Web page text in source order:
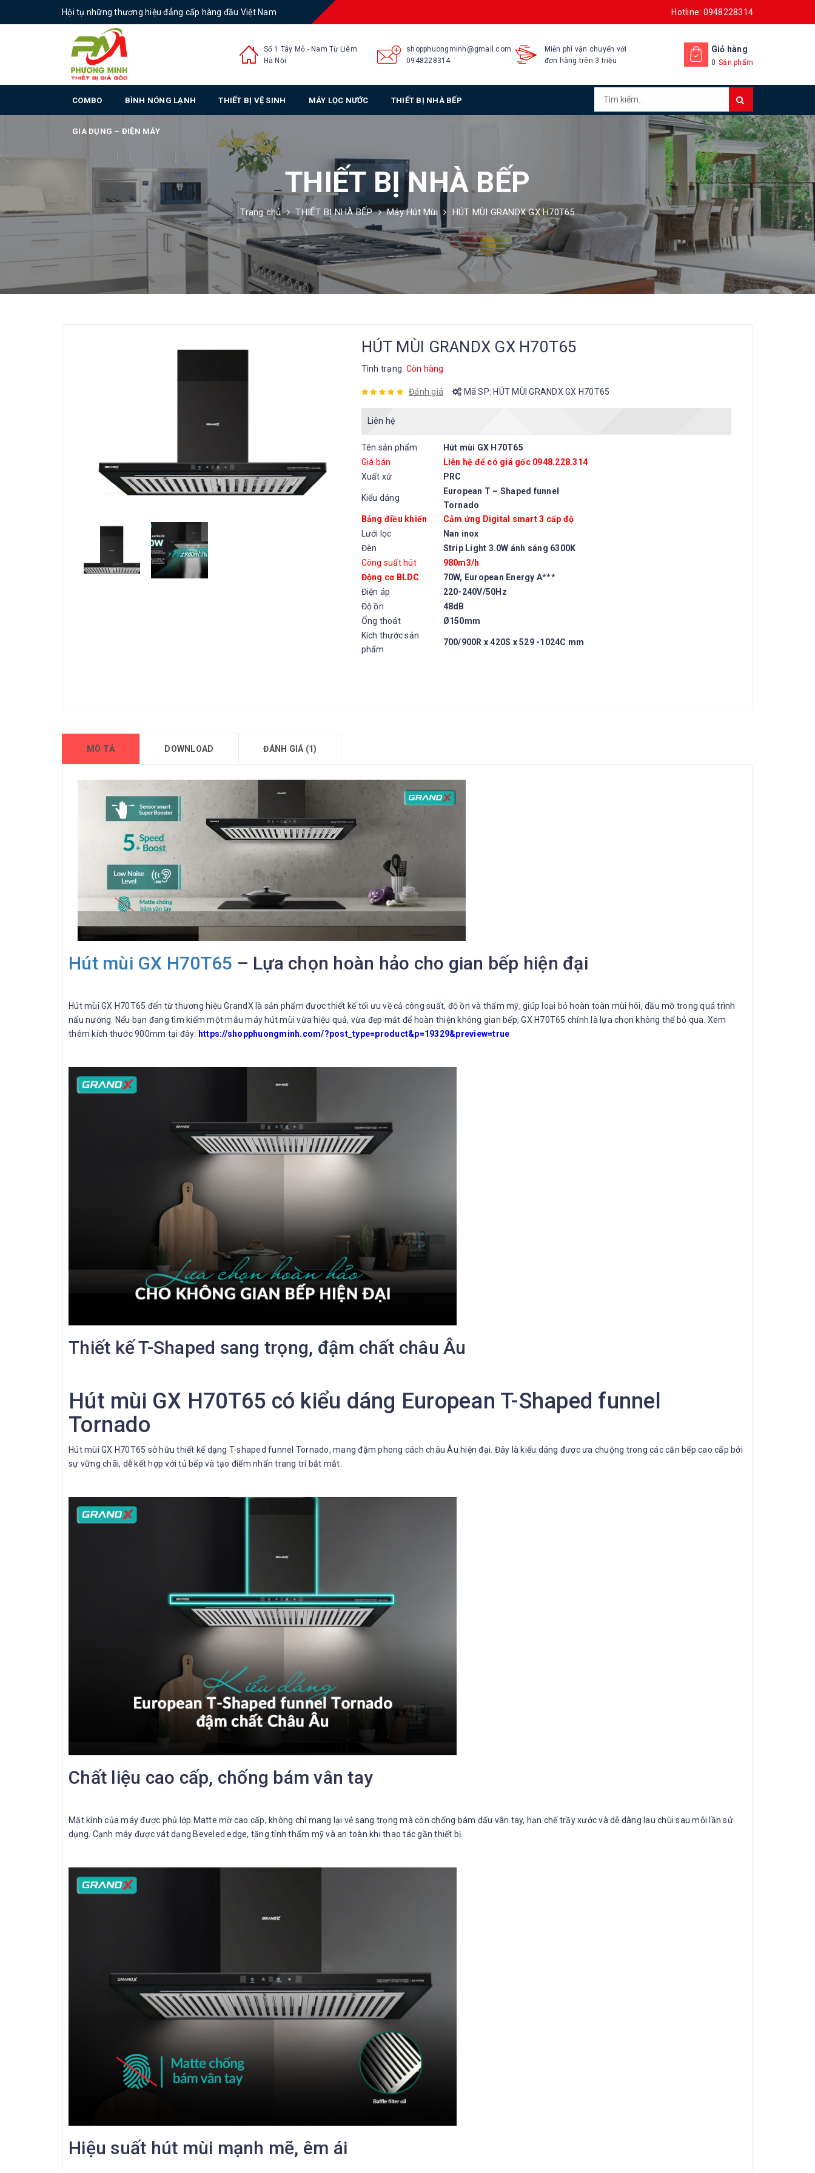
Hội tụ những thương hiệu đẳng cấp hàng đầu Việt Nam Hotline: 0948228314
Số 1 Tây Mỗ - Nam Từ Liêm
Hà Nội
shopphuongminh@gmail.com
0948228314
Miễn phí vận chuyển với
đơn hàng trên 3 triệu
Giỏ hàng
0 Sản phẩm
COMBO BÌNH NÓNG LẠNH THIẾT BỊ VỆ SINH MÁY LỌC NƯỚC THIẾT BỊ NHÀ BẾP
GIA DỤNG – ĐIỆN MÁY
THIẾT BỊ NHÀ BẾP
Trang chủ THIẾT BỊ NHÀ BẾP Máy Hút Mùi HÚT MÙI GRANDX GX H70T65
HÚT MÙI GRANDX GX H70T65
Tình trạng: Còn hàng
Đánh giá Mã SP: HÚT MÙI GRANDX GX H70T65
Liên hệ
Tên sản phẩm
Hút mùi GX H70T65
Giá bán
Liên hệ để có giá gốc 0948.228.314
Xuất xứ
PRC
Kiểu dáng
European T – Shaped funnel
Tornado
Bảng điều khiển
Cảm ứng Digital smart 3 cấp độ
Lưới lọc
Nan inox
Đèn
Strip Light 3.0W ánh sáng 6300K
Công suất hút
980m3/h
Động cơ BLDC
70W, European Energy A***
Điện áp
220-240V/50Hz
Độ ồn
48dB
Ống thoát
Ø150mm
Kích thước sản
phẩm
700/900R x 420S x 529 -1024C mm
MÔ TẢ DOWNLOAD ĐÁNH GIÁ (1)
Hút mùi GX H70T65 – Lựa chọn hoàn hảo cho gian bếp hiện đại
Hút mùi GX H70T65 đến từ thương hiệu GrandX là sản phẩm được thiết kế tối ưu về cả công suất, độ ồn và thẩm mỹ, giúp loại bỏ hoàn toàn mùi hôi, dầu mỡ trong quá trình
nấu nướng. Nếu bạn đang tìm kiếm một mẫu máy hút mùi vừa hiệu quả, vừa đẹp mắt để hoàn thiện không gian bếp, GX H70T65 chính là lựa chọn không thể bỏ qua. Xem
thêm kích thước 900mm tại đây: https://shopphuongminh.com/?post_type=product&p=19329&preview=true
Thiết kế T-Shaped sang trọng, đậm chất châu Âu
Hút mùi GX H70T65 có kiểu dáng European T-Shaped funnel
Tornado
Hút mùi GX H70T65 sở hữu thiết kế dạng T-shaped funnel Tornado, mang đậm phong cách châu Âu hiện đại. Đây là kiểu dáng được ưa chuộng trong các căn bếp cao cấp bởi
sự vững chãi, dễ kết hợp với tủ bếp và tạo điểm nhấn trang trí bắt mắt.
Chất liệu cao cấp, chống bám vân tay
Mặt kính của máy được phủ lớp Matte mờ cao cấp, không chỉ mang lại vẻ sang trọng mà còn chống bám dấu vân tay, hạn chế trầy xước và dễ dàng lau chùi sau mỗi lần sử
dụng. Cạnh máy được vát dạng Beveled edge, tăng tính thẩm mỹ và an toàn khi thao tác gần thiết bị.
Hiệu suất hút mùi mạnh mẽ, êm ái